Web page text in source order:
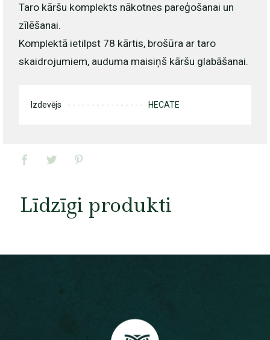
Taro kāršu komplekts nākotnes pareģošanai un
zīlēšanai.
Komplektā ietilpst 78 kārtis, brošūra ar taro
skaidrojumiem, auduma maisiņš kāršu glabāšanai.
Izdevējs HECATE
Līdzīgi produkti